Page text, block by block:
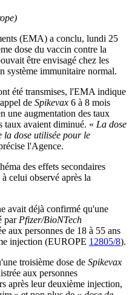
(EMA) a conclu, lundi 25
dose du vaccin contre la
être envisagé chez les
système immunitaire normal.
été transmises, l'EMA indique
de Spikevax 6 à 8 mois
une augmentation des taux
taux avaient diminué. « La dose
la dose utilisée pour le
l'Agence.
des effets secondaires
celui observé après la
avait déjà confirmé qu'une
par Pfizer/BioNTech
aux personnes de 18 à 55 ans
injection (EUROPE 12805/8).
troisième dose de Spikevax
aux personnes
après leur deuxième injection,